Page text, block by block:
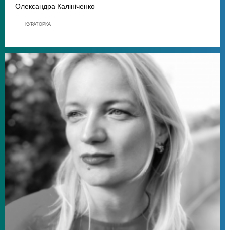
Олександра Калініченко
КУРАТОРКА